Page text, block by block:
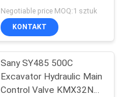
Negotiable price MOQ:1 sztuk
KONTAKT
Sany SY485 500C
Excavator Hydraulic Main
Control Valve KMX32NA